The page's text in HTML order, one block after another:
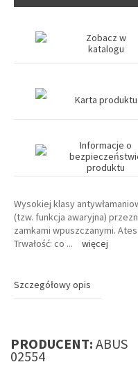
Zobacz w
katalogu
Karta produktu
Informacje o
produktu
Wysokiej klasy
(tzw. funkcja awaryjna)
zamkami wpuszczanymi. Atest
Trwałość: co ... więcej
Szczegółowy opis
PRODUCENT: ABUS
02554